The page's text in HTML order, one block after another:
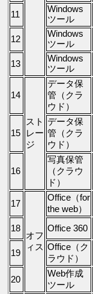
11
Windows
ツール
12
Windows
ツール
13
Windows
ツール
14
スト
レー
ジ
データ保
管（クラ
ウド）
15
データ保
管（クラ
ウド）
16
写真保管
（クラウ
ド）
17
オフ
ィス
Office（for
the web）
18 Office 360
19
Office（ク
ラウド）
20
Web作成
ツール